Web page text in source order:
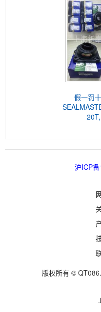
假一罚
沪ICP
版权所有 ©